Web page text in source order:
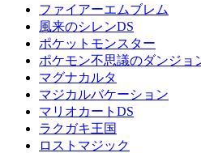
ファイアーエムブレム
風来のシレンDS
ポケットモンスター
ポケモン不思議のダンジョ
マグナカルタ
マジカルバケーション
マリオカートDS
ラクガキ王国
ロストマジック